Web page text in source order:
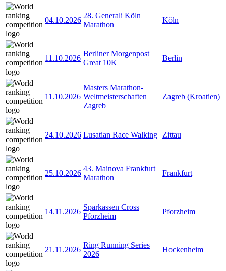
04.10.2026
28. Generali Köln
Marathon
Köln
11.10.2026
Berliner Morgenpost
Great 10K
Berlin
11.10.2026
Masters Marathon-
Weltmeisterschaften
Zagreb
Zagreb (Kroatien)
24.10.2026 Lusatian Race Walking Zittau
25.10.2026
43. Mainova Frankfurt
Marathon
Frankfurt
14.11.2026
Sparkassen Cross
Pforzheim
Pforzheim
21.11.2026
Ring Running Series
2026
Hockenheim